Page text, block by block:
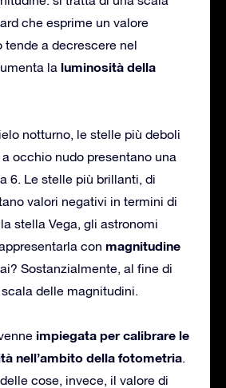
che esprime un valore
tende a decrescere nel
la luminosità della
notturno, le stelle più deboli
occhio nudo presentano una
6. Le stelle più brillanti, di
valori negativi in termini di
stella Vega, gli astronomi
con magnitudine
Sostanzialmente, al fine di
delle magnitudini.
impiegata per calibrare le
nell’ambito della fotometria.
cose, invece, il valore di